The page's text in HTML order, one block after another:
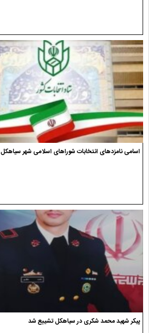
اسامی نامزدهای انتخابات شوراهای اسلامی شهر سیاهکل
پیکر شهید محمد شکری در سیاهکل تشییع شد